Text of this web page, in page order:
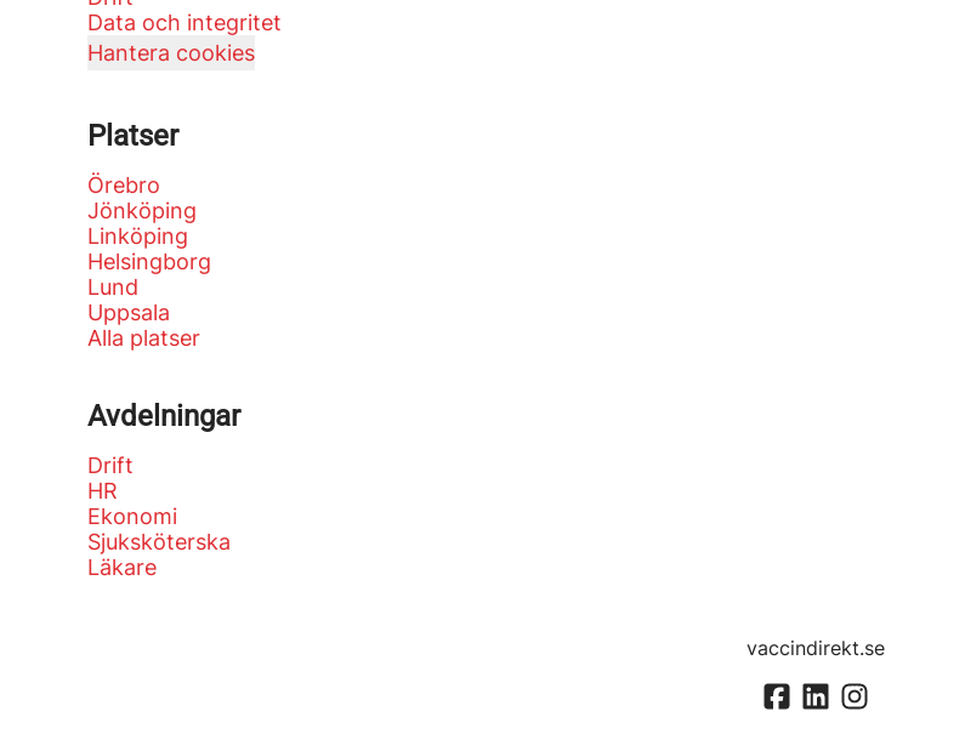
Data och integritet
Hantera cookies
Platser
Örebro
Jönköping
Linköping
Helsingborg
Lund
Uppsala
Alla platser
Avdelningar
Drift
HR
Ekonomi
Sjuksköterska
Läkare
vaccindirekt.se